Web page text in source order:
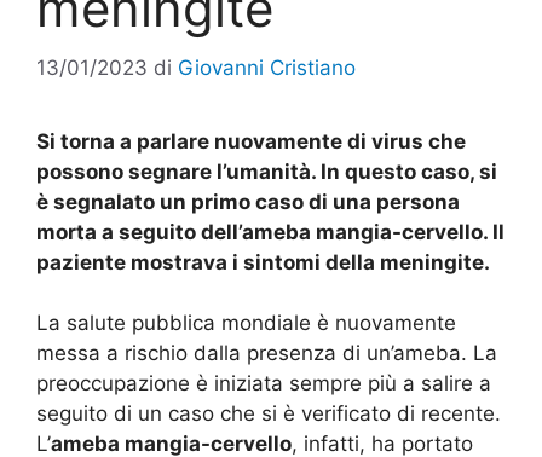
13/01/2023 di Giovanni Cristiano
Si torna a parlare nuovamente di virus che
possono segnare l’umanità. In questo caso, si
è segnalato un primo caso di una persona
morta a seguito dell’ameba mangia-cervello. Il
paziente mostrava i sintomi della meningite.
La salute pubblica mondiale è nuovamente
messa a rischio dalla presenza di un’ameba. La
preoccupazione è iniziata sempre più a salire a
seguito di un caso che si è verificato di recente.
L’ameba mangia-cervello, infatti, ha portato